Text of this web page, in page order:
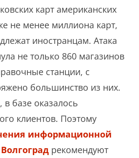
карт американских
не менее миллиона карт,
иностранцам. Атака
не только 860 магазинов
станции, с
большинство из них.
в базе оказалось
клиентов. Поэтому
информационной
рекомендуют